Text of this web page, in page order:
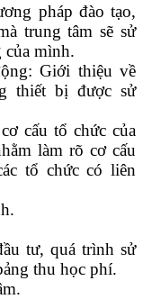
pháp đào tạo,
trung tâm sẽ sử
của mình.
Giới thiệu về
thiết bị được sử
cấu tổ chức của
làm rõ cơ cấu
tổ chức có liên
tư, quá trình sử
thu học phí.